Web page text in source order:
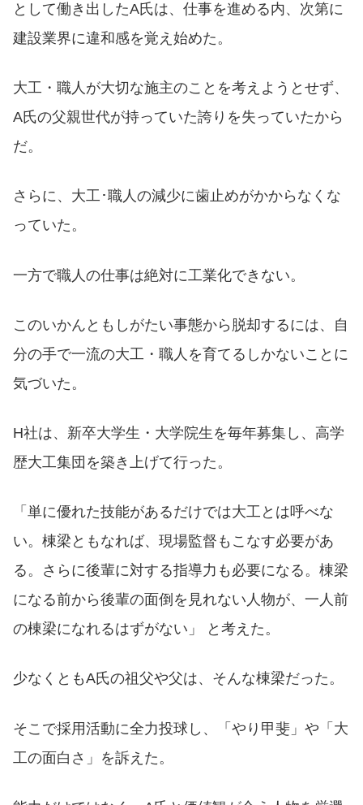
として働き出したA氏は、仕事を進める内、次第に
建設業界に違和感を覚え始めた。
大工・職人が大切な施主のことを考えようとせず、
A氏の父親世代が持っていた誇りを失っていたから
だ。
さらに、大工･職人の減少に歯止めがかからなくな
っていた。
一方で職人の仕事は絶対に工業化できない。
このいかんともしがたい事態から脱却するには、自
分の手で一流の大工・職人を育てるしかないことに
気づいた。
H社は、新卒大学生・大学院生を毎年募集し、高学
歴大工集団を築き上げて行った。
「単に優れた技能があるだけでは大工とは呼べな
い。棟梁ともなれば、現場監督もこなす必要があ
る。さらに後輩に対する指導力も必要になる。棟梁
になる前から後輩の面倒を見れない人物が、一人前
の棟梁になれるはずがない」 と考えた。
少なくともA氏の祖父や父は、そんな棟梁だった。
そこで採用活動に全力投球し、「やり甲斐」や「大
工の面白さ」を訴えた。